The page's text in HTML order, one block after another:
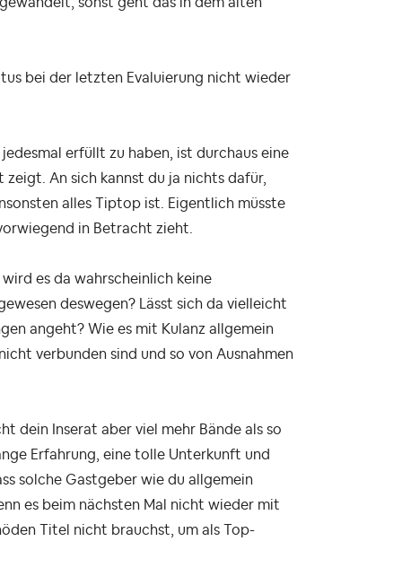
bei der letzten Evaluierung nicht wieder
erfüllt zu haben, ist durchaus eine
An sich kannst du ja nichts dafür,
alles Tiptop ist. Eigentlich müsste
in Betracht zieht.
es da wahrscheinlich keine
deswegen? Lässt sich da vielleicht
angeht? Wie es mit Kulanz allgemein
verbunden sind und so von Ausnahmen
dein Inserat aber viel mehr Bände als so
Erfahrung, eine tolle Unterkunft und
solche Gastgeber wie du allgemein
es beim nächsten Mal nicht wieder mit
Titel nicht brauchst, um als Top-